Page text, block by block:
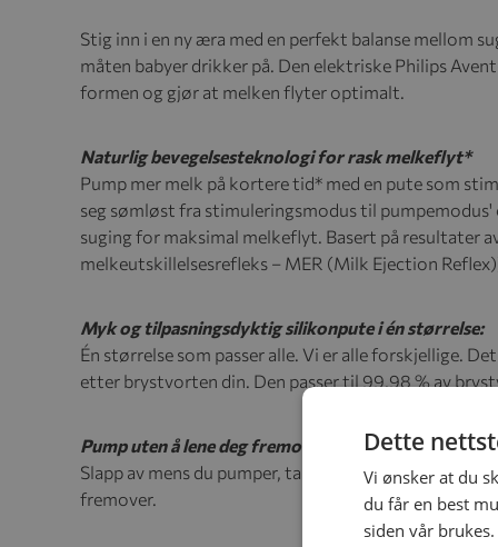
Stig inn i en ny æra med en perfekt balanse mellom
måten babyer drikker på. Den elektriske Philips
formen og gjør at melken flyter optimalt.
Naturlig bevegelsesteknologi for rask melkeflyt*
Pump mer melk på kortere tid* med en pute som
seg sømløst fra stimuleringsmodus til
suging for maksimal melkeflyt. Basert på
melkeutskillelsesrefleks – MER (Milk Ejection
Myk og tilpasningsdyktig silikonpute i én størrelse:
Én størrelse som passer alle. Vi er alle forskjellige.
etter brystvorten din. Den passer til 99,98 % av
Pump uten å lene deg fremover:
Slapp av mens du pumper, takket være et design
fremover.
Dette
Vi ønsker at du
du får en best
siden vår